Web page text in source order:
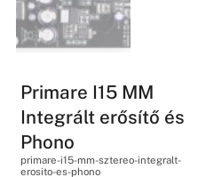
Primare I15 MM
Integrált erősítő és
Phono
primare-i15-mm-sztereo-integralt-
erosito-es-phono